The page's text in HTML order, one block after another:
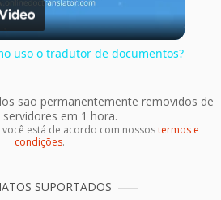
Video
uso o tradutor de documentos?
são permanentemente removidos de
em 1 hora.
está de acordo com nossostermos e
condições.
SUPORTADOS